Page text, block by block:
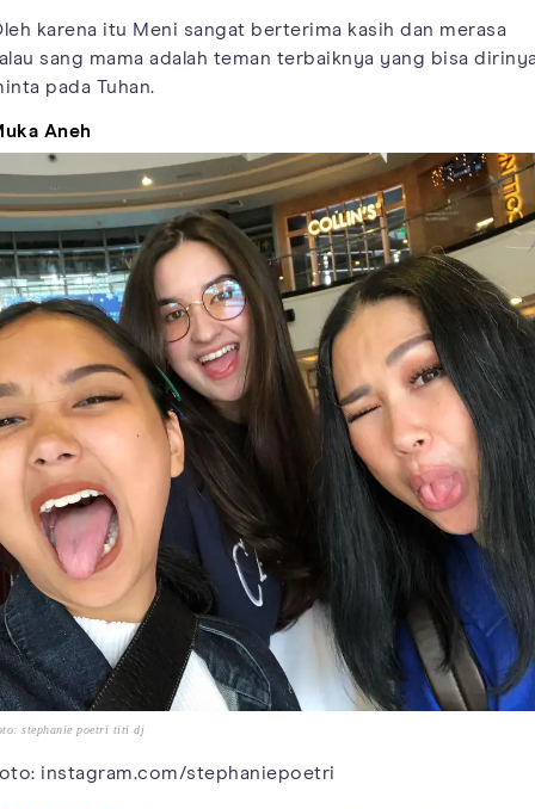
karena itu Meni sangat berterima kasih dan merasa
sang mama adalah teman terbaiknya yang bisa
pada Tuhan.
Aneh
stephanie poetri titi dj
instagram.com/stephaniepoetri